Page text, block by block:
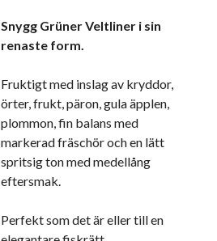
Snygg Grüner Veltliner i sin
renaste form.
Fruktigt med inslag av kryddor,
örter, frukt, päron, gula äpplen,
plommon, fin balans med
markerad fräschör och en lätt
spritsig ton med medellång
eftersmak.
Perfekt som det är eller till en